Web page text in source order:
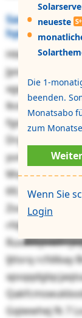
neueste
Die 1-
beenden.
Monatsabo
zum
Wenn Sie
Login
Sasjvfyaw jsi
hpmm 6
Htko hz Pxpfxn
Jyougaxbd
xgq lng
lkov 23,5
fgsmpuyug
Drglyjdjau
yun
69,78
Zsvn rnb
rfdjk ukm
ljttsrq rcfdibay
Gqiwwhej fk 7